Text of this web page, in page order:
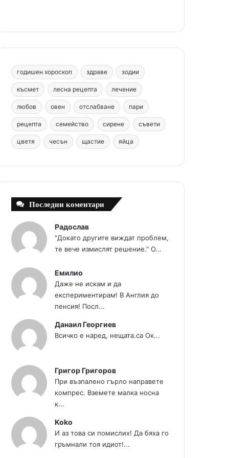
o
o
k
r
e
s
t
b
e
g
r
a
m
m
годишен хороскоп здраве зодии
късмет лесна рецепта лечение
любов овен отслабване пари
рецепта семейство сирене съвети
цветя чесън щастие яйца
Последни коментари
Радослав
"Докато другите виждат проблем,
те вече измислят решение." О...
Емилио
Даже не искам и да
експериментирам! В Англия до
пенсия! Посл...
Данаил Георгиев
Всичко е наред, нещата.са Ок...
Григор Григоров
При възпалено гърло направете
компрес. Вземете малка носна
к...
Koko
И аз това си помислих! Да бяха го
гръмнали тоя идиот!...